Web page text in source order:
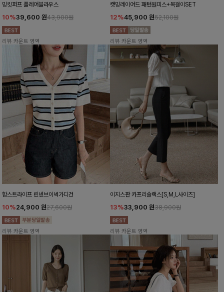
밍킷퍼프 플레어블라우스
10%39,600 원43,900원
리뷰 카운트 영역
캣밍레이어드 패턴원피스+목걸이SET
12%45,900 원52,100원
리뷰 카운트 영역
함스트라이프 린넨브이넥가디건
10%24,900 원27,600원
리뷰 카운트 영역
이지스판 카프리슬랙스[S,M,L사이즈]
13%33,900 원38,900원
리뷰 카운트 영역